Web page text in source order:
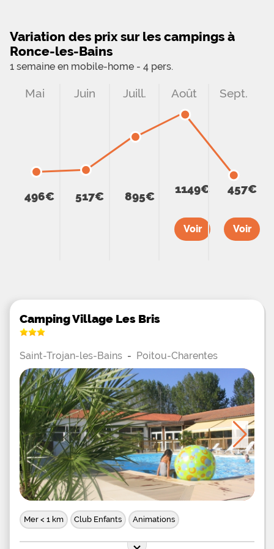
Variation des prix sur les campings à
Ronce-les-Bains
1 semaine en mobile-home - 4 pers.
Mai
496€
Juin
517€
Juill.
895€
Août
1149€
Voir
Sept.
457€
Voir
Camping Village Les Bris
Saint-Trojan-les-Bains - Poitou-Charentes
Mer < 1 km Club Enfants Animations